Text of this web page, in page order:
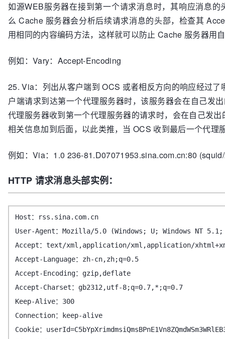
如源WEB服务器在接到第一个请求消息时，其响应消息
么 Cache 服务器会分析后续请求消息的头部，检查其
用相同的内容编码方法，这样就可以防止 Cache 服务器用
例如：Vary：Accept-Encoding
25. Via：列出从客户端到 OCS 或者相反方向的响应经过
户端请求到达第一个代理服务器时，该服务器会在自己发
代理服务器收到第一个代理服务器的请求时，会在自己发
相关信息加到后面，以此类推，当 OCS 收到最后一个代
例如：Via：1.0 236-81.D07071953.sina.com.cn:80
HTTP 请求消息头部实例：
Host：rss.sina.com.cn
User-Agent：Mozilla/5.0 (Windows; U; Windows NT
Accept：text/xml,application/xml,application/
Accept-Language：zh-cn,zh;q=0.5
Accept-Encoding：gzip,deflate
Accept-Charset：gb2312,utf-8;q=0.7,*;q=0.7
Keep-Alive：300
Connection：keep-alive
Cookie：